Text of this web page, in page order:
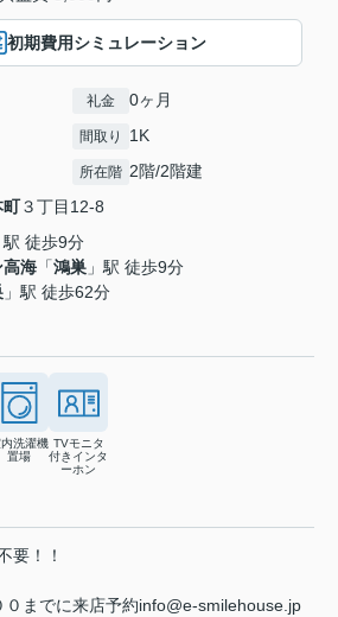
初期費用シミュレーション
礼金 0ヶ月
間取り 1K
所在階 2階/2階建
町３丁目12-8
駅 徒歩9分
高海 「鴻巣 」駅 徒歩9分
」駅 徒歩62分
洗濯機
置場
TVモニタ
付きインタ
ーホン
要！！
までに来店予約info@e-smilehouse.jp